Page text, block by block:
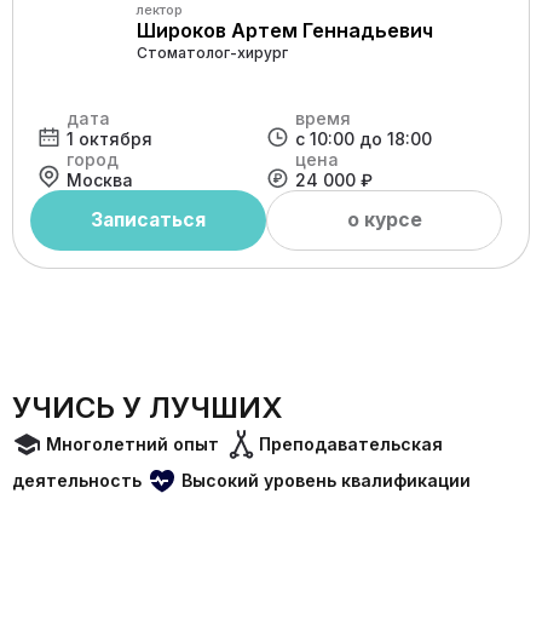
лектор
Широков Артем Геннадьевич
Стоматолог-хирург
дата
1 октября
время
с 10:00 до 18:00
город
Москва
цена
24 000 ₽
Записаться о курсе
УЧИСЬ У ЛУЧШИХ
Многолетний опыт
Преподавательская
деятельность
Высокий уровень квалификации